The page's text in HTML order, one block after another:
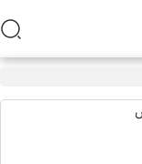
دفتر معظم‌له